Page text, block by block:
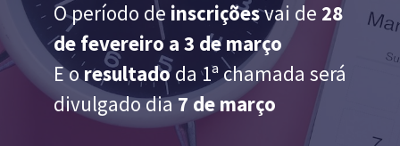
O período de inscriçõesvai de 28
de fevereiro a 3 de março
E oresultadoda 1ª chamada será
divulgado dia7 de março